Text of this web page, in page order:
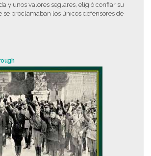
y unos valores seglares, eligió confiar su
se proclamaban los únicos defensores de